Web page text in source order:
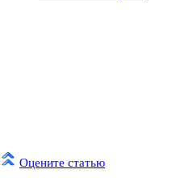
Оцените статью